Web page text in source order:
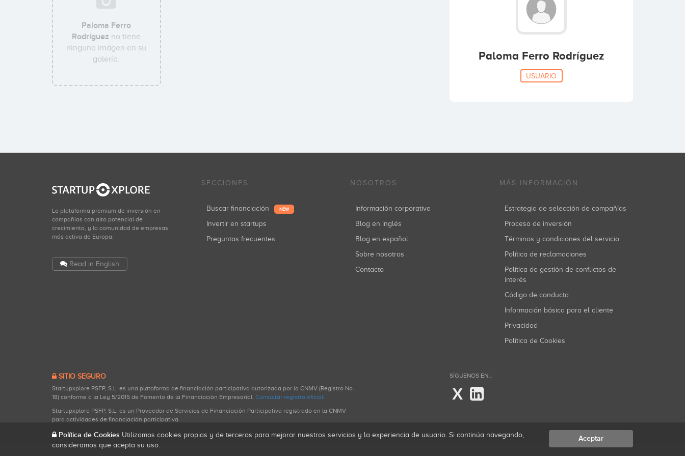
Paloma Ferro
Rodríguez no tiene
ninguna imágen en su
galería.
Paloma Ferro Rodríguez
USUARIO
La plataforma premium de inversión en
compañías con alto potencial de
crecimiento, y la comunidad de empresas
más activa de Europa.
Read in English
SECCIONES
Buscar financiación NEW
Invertir en startups
Preguntas frecuentes
NOSOTROS
Información corporativa
Blog en inglés
Blog en español
Sobre nosotros
Contacto
MÁS INFORMACIÓN
Estrategia de selección de compañías
Proceso de inversión
Términos y condiciones del servicio
Política de reclamaciones
Política de gestión de conflictos de
interés
Código de conducta
Información básica para el cliente
Privacidad
Política de Cookies
SITIO SEGURO
Startupxplore PSFP, S.L. es una plataforma de financiación participativa autorizada por la CNMV (Registro No.
18) conforme a la Ley 5/2015 de Fomento de la Financiación Empresarial. Consultar registro oficial.
Startupxplore PSFP, S.L. es un Proveedor de Servicios de Financiación Participativa registrado en la CNMV
para actividades de financiación participativa.
SÍGUENOS EN...
X
Política de Cookies Utilizamos cookies propias y de terceros para mejorar nuestros servicios y la experiencia de usuario. Si continúa navegando,
consideramos que acepta su uso.
Aceptar